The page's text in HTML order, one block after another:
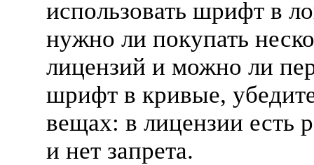
использовать шрифт в
нужно ли покупать
лицензий и можно ли
шрифт в кривые,
вещах: в лицензии есть
и нет запрета.